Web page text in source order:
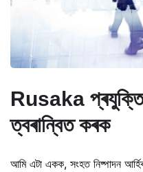
Rusaka
ত্বৰান্বিত কৰক
আমি এটা একক, সংহত নিষ্পাদন